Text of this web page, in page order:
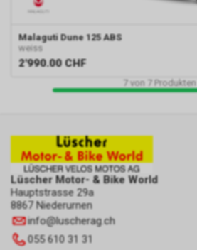
Malaguti Dune 125 ABS
weiss
2'990.00 CHF
7von 7Produkten
Lüscher Motor- & Bike World
Hauptstrasse 29a
8867 Niederurnen
info@luscherag.ch
055 610 31 31